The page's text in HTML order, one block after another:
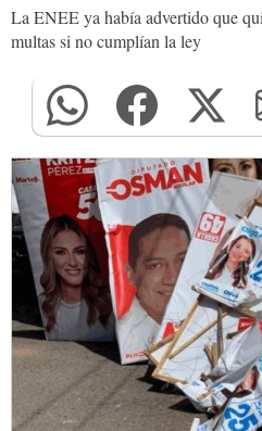
La ENEE ya había advertido que
multas si no cumplían la ley